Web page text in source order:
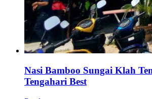
Nasi Bamboo Sungai Klah
Tengahari Best